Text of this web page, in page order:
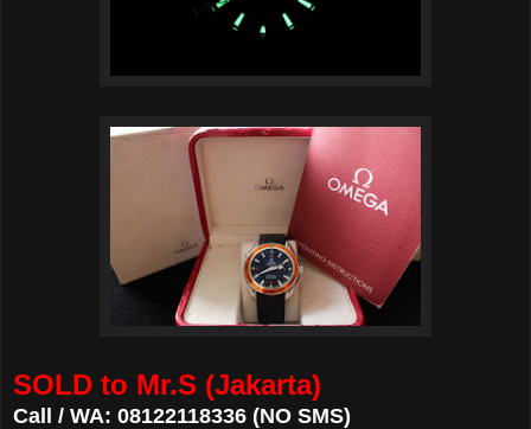
SOLD to Mr.S (Jakarta)
Call / WA: 08122118336 (NO SMS)